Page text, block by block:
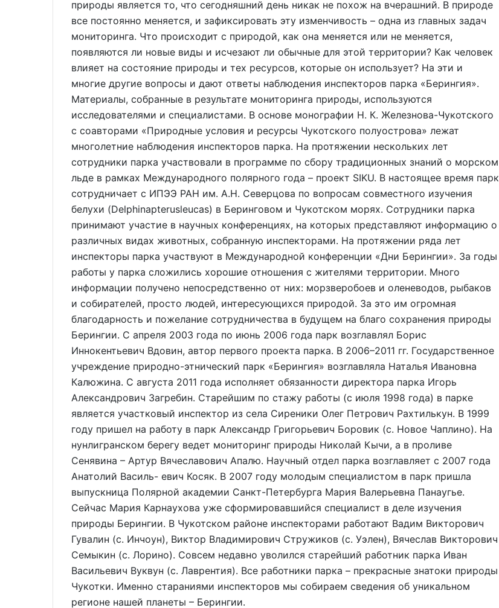
природы является то, что сегодняшний день никак не похож на вчерашний. В природе
все постоянно меняется, и зафиксировать эту изменчивость – одна из главных задач
мониторинга. Что происходит с природой, как она меняется или не меняется,
появляются ли новые виды и исчезают ли обычные для этой территории? Как человек
влияет на состояние природы и тех ресурсов, которые он использует? На эти и
многие другие вопросы и дают ответы наблюдения инспекторов парка «Берингия».
Материалы, собранные в результате мониторинга природы, используются
исследователями и специалистами. В основе монографии Н. К. Железнова-Чукотского
с соавторами «Природные условия и ресурсы Чукотского полуострова» лежат
многолетние наблюдения инспекторов парка. На протяжении нескольких лет
сотрудники парка участвовали в программе по сбору традиционных знаний о морском
льде в рамках Международного полярного года – проект SIKU. В настоящее время парк
сотрудничает с ИПЭЭ РАН им. А.Н. Северцова по вопросам совместного изучения
белухи (Delphinapterusleucas) в Беринговом и Чукотском морях. Сотрудники парка
принимают участие в научных конференциях, на которых представляют информацию о
различных видах животных, собранную инспекторами. На протяжении ряда лет
инспекторы парка участвуют в Международной конференции «Дни Берингии». За годы
работы у парка сложились хорошие отношения с жителями территории. Много
информации получено непосредственно от них: морзверобоев и оленеводов, рыбаков
и собирателей, просто людей, интересующихся природой. За это им огромная
благодарность и пожелание сотрудничества в будущем на благо сохранения природы
Берингии. С апреля 2003 года по июнь 2006 года парк возглавлял Борис
Иннокентьевич Вдовин, автор первого проекта парка. В 2006–2011 гг. Государственное
учреждение природно-этнический парк «Берингия» возглавляла Наталья Ивановна
Калюжина. С августа 2011 года исполняет обязанности директора парка Игорь
Александрович Загребин. Старейшим по стажу работы (с июля 1998 года) в парке
является участковый инспектор из села Сиреники Олег Петрович Рахтилькун. В 1999
году пришел на работу в парк Александр Григорьевич Боровик (с. Новое Чаплино). На
нунлигранском берегу ведет мониторинг природы Николай Кычи, а в проливе
Сенявина – Артур Вячеславович Апалю. Научный отдел парка возглавляет с 2007 года
Анатолий Василь- евич Косяк. В 2007 году молодым специалистом в парк пришла
выпускница Полярной академии Санкт-Петербурга Мария Валерьевна Панаугье.
Сейчас Мария Карнаухова уже сформировавшийся специалист в деле изучения
природы Берингии. В Чукотском районе инспекторами работают Вадим Викторович
Гувалин (с. Инчоун), Виктор Владимирович Стружиков (с. Уэлен), Вячеслав Викторович
Семыкин (с. Лорино). Совсем недавно уволился старейший работник парка Иван
Васильевич Вуквун (с. Лаврентия). Все работники парка – прекрасные знатоки природы
Чукотки. Именно стараниями инспекторов мы собираем сведения об уникальном
регионе нашей планеты – Берингии.